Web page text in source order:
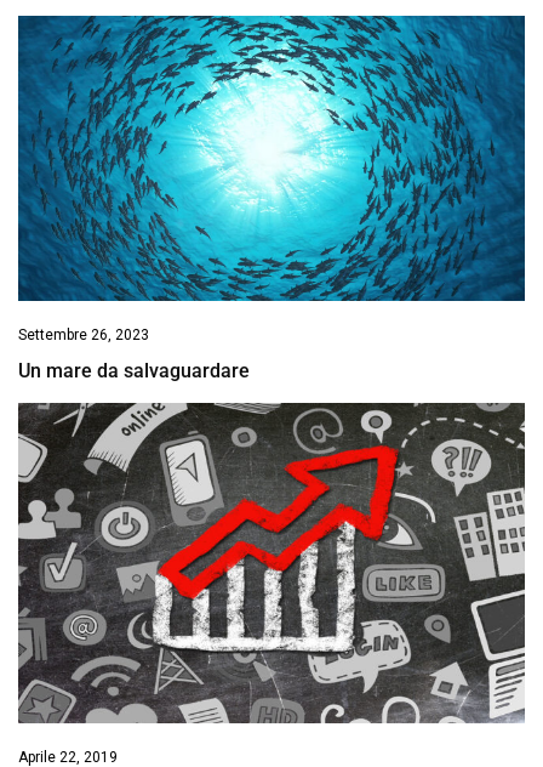
Settembre 26, 2023
Un mare da salvaguardare
Aprile 22, 2019